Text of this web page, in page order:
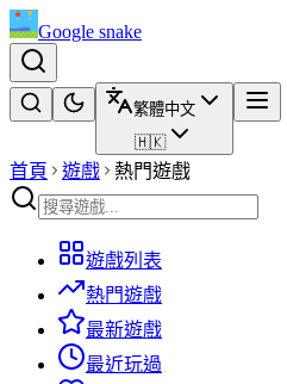
Google snake
繁體中文
🇭🇰
首頁 遊戲 熱門遊戲
遊戲列表
熱門遊戲
最新遊戲
最近玩過